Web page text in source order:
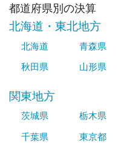
都道府県別の決算
北海道・東北地方
北海道 青森県
秋田県
山形県
関東地方
茨城県 栃木県
千葉県
東京都